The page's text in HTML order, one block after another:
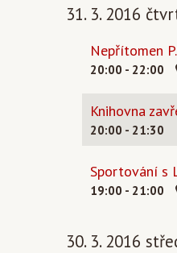
31. 3. 2016
Nepřítomen
20:00 - 22:00
Knihovna
20:00 - 21:30
Sportování s
19:00 - 21:00
30. 3. 2016